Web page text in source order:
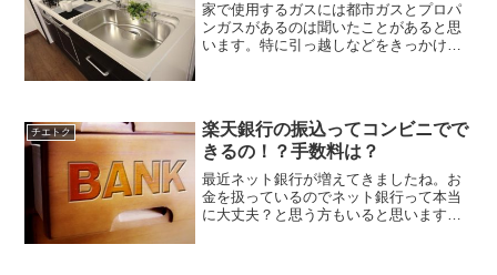
家で使用するガスには都市ガスとプロパ
ンガスがあるのは聞いたことがあると思
います。特に引っ越しなどをきっかけに
か色々聞くかと思いますが...
チエトク
楽天銀行の振込ってコンビニでで
きるの！？手数料は？
最近ネット銀行が増えてきましたね。お
金を扱っているのでネット銀行って本当
に大丈夫？と思う方もいると思います。